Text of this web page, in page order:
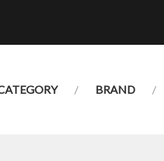
BRAND